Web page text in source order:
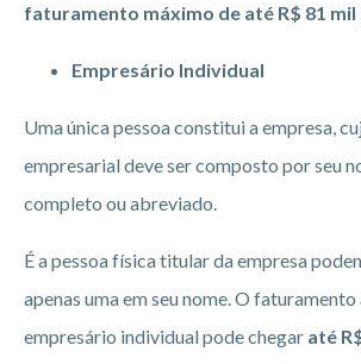
faturamento máximo de até R$ 81 mil
Empresário Individual
Uma única pessoa constitui a empresa,
empresarial deve ser composto por seu
completo ou abreviado.
É a pessoa física titular da empresa
apenas uma em seu nome. O faturamento
empresário individual pode chegar até